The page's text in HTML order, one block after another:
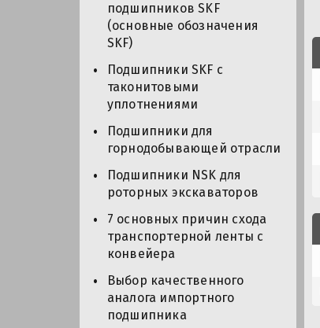
подшипников SKF
(основные обозначения
SKF)
Подшипники SKF с
таконитовыми
уплотнениями
Подшипники для
горнодобывающей отрасли
Подшипники NSK для
роторных экскаваторов
7 основных причин схода
транспортерной ленты с
конвейера
Выбор качественного
аналога импортного
подшипника